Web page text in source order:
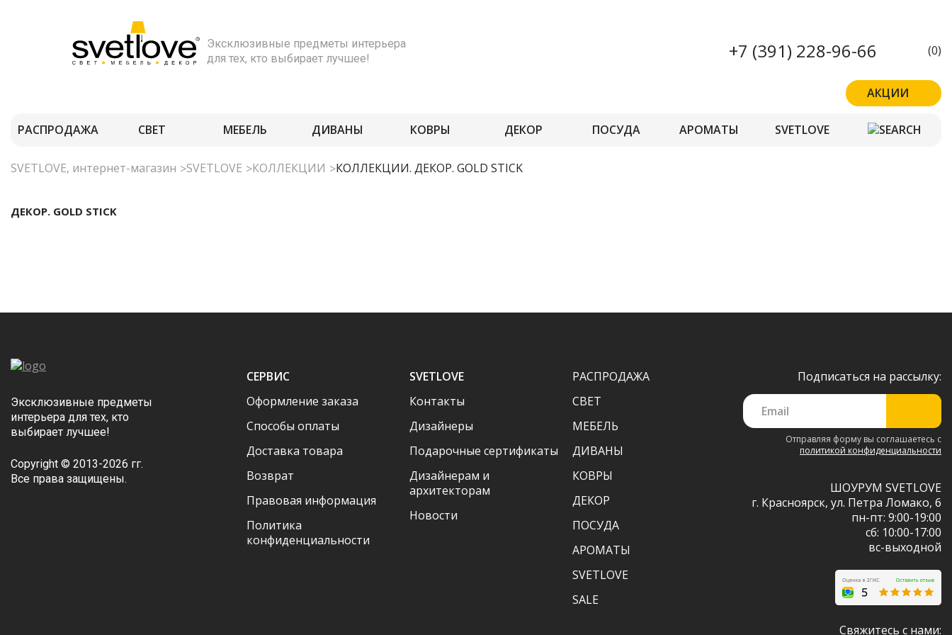
Эксклюзивные предметы интерьера
для тех, кто выбирает лучшее!
+7 (391) 228-96-66 (0)
АКЦИИ
РАСПРОДАЖА CВЕТ МЕБЕЛЬ ДИВАНЫ КОВРЫ ДЕКОР ПОСУДА АРОМАТЫ SVETLOVE
SVETLOVE, интернет-магазин SVETLOVE КОЛЛЕКЦИИ КОЛЛЕКЦИИ. ДЕКОР. GOLD STICK
ДЕКОР. GOLD STICK
Эксклюзивные предметы
интерьера для тех, кто
выбирает лучшее!
Copyright © 2013-2026 гг.
Все права защищены.
СЕРВИС
Оформление заказа
Способы оплаты
Доставка товара
Возврат
Правовая информация
Политика
конфиденциальности
SVETLOVE
Контакты
Дизайнеры
Подарочные сертификаты
Дизайнерам и
архитекторам
Новости
РАСПРОДАЖА
CВЕТ
МЕБЕЛЬ
ДИВАНЫ
КОВРЫ
ДЕКОР
ПОСУДА
АРОМАТЫ
SVETLOVE
SALE
Подписаться на рассылку:
Отправляя форму вы соглашаетесь с
политикой конфиденциальности
ШОУРУМ SVETLOVE
г. Красноярск, ул. Петра Ломако, 6
пн-пт: 9:00-19:00
сб: 10:00-17:00
вс-выходной
Свяжитесь с нами: